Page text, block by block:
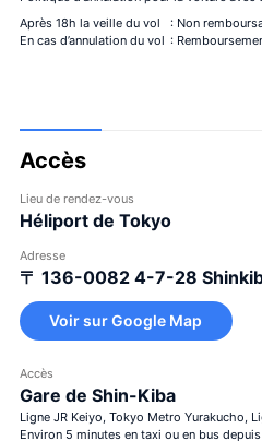
Après 18h la veille du vol
: Non
En cas d’annulation du vol :
Accès
Lieu de rendez-vous
Héliport de Tokyo
Adresse
〒 136-0082 4-7-28
Voir sur Google Map
Accès
Gare de Shin-Kiba
Ligne JR Keiyo, Tokyo Metro Yurakucho,
Environ 5 minutes en taxi ou en bus